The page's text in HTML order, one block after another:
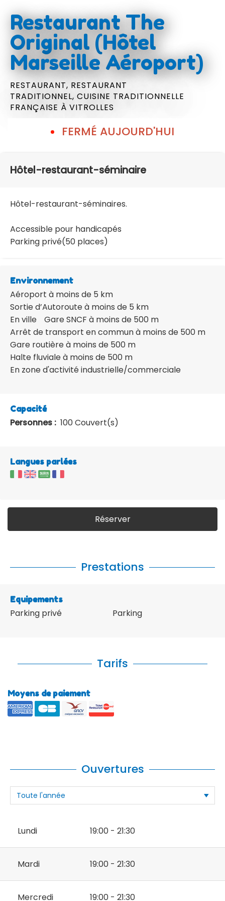
Restaurant The
Original (Hôtel
Marseille Aéroport)
RESTAURANT, RESTAURANT
TRADITIONNEL, CUISINE TRADITIONNELLE
FRANÇAISE À VITROLLES
FERMÉ AUJOURD'HUI
Hôtel-restaurant-séminaire
Hôtel-restaurant-séminaires.
Accessible pour handicapés
Parking privé(50 places)
Environnement
Aéroport à moins de 5 km
Sortie d’Autoroute à moins de 5 km
En ville
Gare SNCF à moins de 500 m
Arrêt de transport en commun à moins de 500 m
Gare routière à moins de 500 m
Halte fluviale à moins de 500 m
En zone d'activité industrielle/commerciale
Capacité
Personnes : 100 Couvert(s)
Langues parlées
Réserver
Prestations
Equipements
Parking privé Parking
Tarifs
Moyens de paiement
Ouvertures
Lundi 19:00 - 21:30
Mardi 19:00 - 21:30
Mercredi 19:00 - 21:30